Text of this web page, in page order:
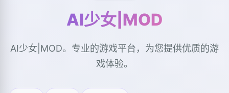
AI少女|MOD
AI少女|MOD。专业的游戏平台，为您提供优质的游
戏体验。